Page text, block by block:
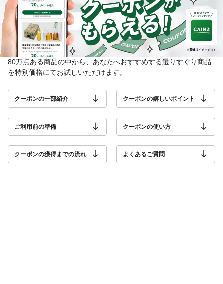
80万点ある商品の中から、あなたへおすすめする選りすぐり商品
を特別価格にてお試しいただけます。
クーポンの一部紹介 クーポンの嬉しいポイント
ご利用前の準備 クーポンの使い方
クーポンの獲得までの流れ よくあるご質問